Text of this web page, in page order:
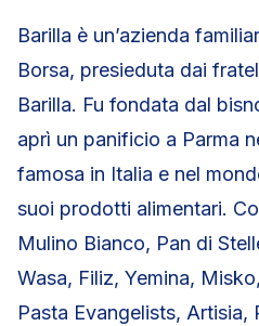
Barilla è un’azienda
Borsa, presieduta dai
Barilla. Fu fondata dal
aprì un panificio a Parma
famosa in Italia e nel
suoi prodotti alimentari.
Mulino Bianco, Pan di
Wasa, Filiz, Yemina,
Pasta Evangelists, Artisia,